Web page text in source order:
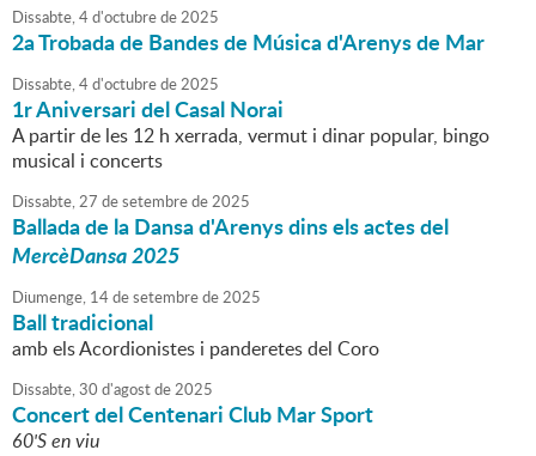
Dissabte,4d'octubrede2025
2a Trobada de Bandes de Música d'Arenys de Mar
Dissabte,4d'octubrede2025
1r Aniversari del Casal Norai
A partir de les 12 h xerrada, vermut i dinar popular, bingo
musical i concerts
Dissabte,27 desetembrede2025
Ballada de la Dansa d'Arenys dins els actes del
MercèDansa 2025
Diumenge, 14desetembrede2025
Ball tradicional
amb els Acordionistes i panderetes del Coro
Dissabte,30 d'agostde2025
Concert del Centenari Club Mar Sport
60'S en viu